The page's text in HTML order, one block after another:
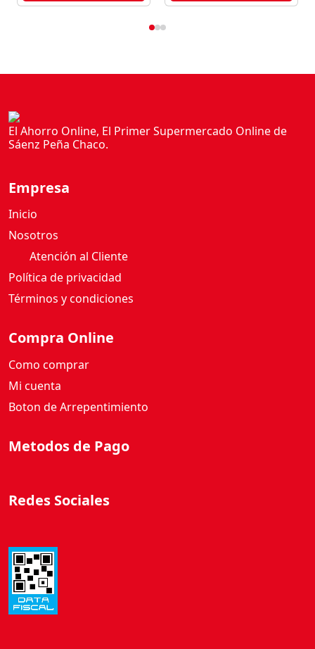
El Ahorro Online, El Primer Supermercado Online de
Sáenz Peña Chaco.
Empresa
Inicio
Nosotros
Atención al Cliente
Política de privacidad
Términos y condiciones
Compra Online
Como comprar
Mi cuenta
Boton de Arrepentimiento
Metodos de Pago
Redes Sociales